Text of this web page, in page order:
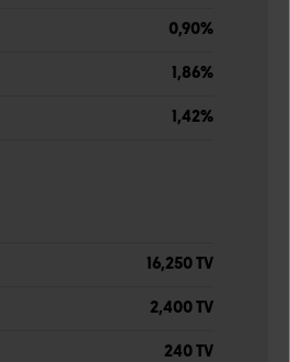
0,90%
1,86%
1,42%
16,250 TV
2,400 TV
240 TV